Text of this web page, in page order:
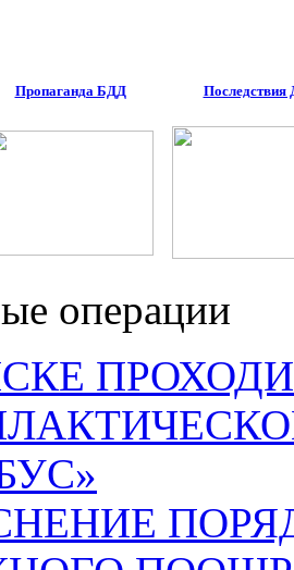
Пропаганда БДД
операции